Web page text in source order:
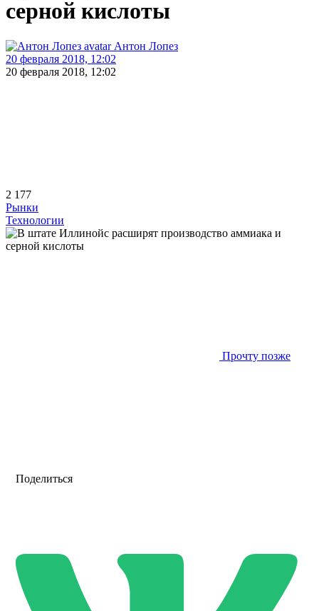
серной кислоты
Антон Лопез
20 февраля 2018, 12:02
20 февраля 2018, 12:02
2 177
Рынки
Технологии
Прочту позже
Поделиться